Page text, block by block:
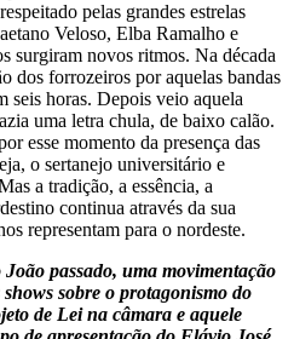
pelas grandes estrelas
Veloso, Elba Ramalho e
surgiram novos ritmos. Na década
dos forrozeiros por aquelas bandas
seis horas. Depois veio aquela
uma letra chula, de baixo calão.
esse momento da presença das
o sertanejo universitário e
a tradição, a essência, a
continua através da sua
representam para o nordeste.
passado, uma movimentação
sobre o protagonismo do
de Lei na câmara e aquele